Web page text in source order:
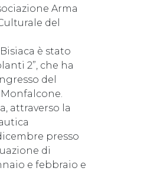
Arma
del
è stato
2”, che ha
del
attraverso la
presso
di
e febbraio e